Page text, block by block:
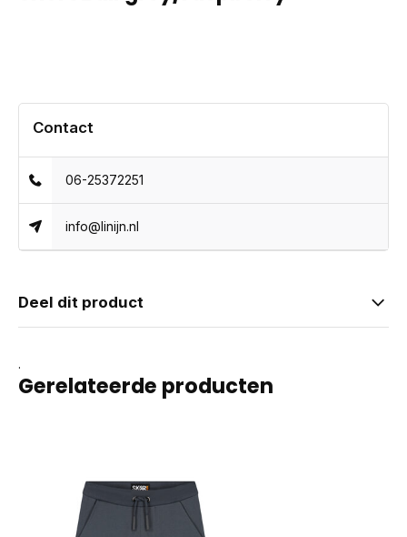
Contact
06-25372251
info@linijn.nl
Deel dit product
.
Gerelateerde producten